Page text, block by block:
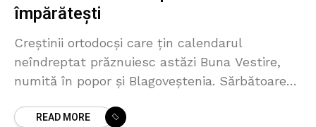
împărătești
Creștinii ortodocși care țin calendarul
neîndreptat prăznuiesc astăzi Buna Vestire,
numită în popor și Blagoveștenia. Sărbătoarea
Gavriil îi spune Fecioarei Maria că a fost
READ MORE